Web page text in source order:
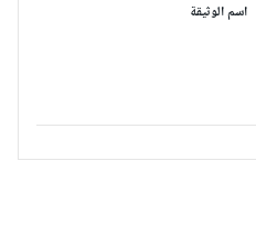
اسم الوثيقة